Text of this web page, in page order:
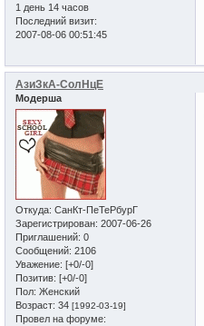
1 день 14 часов
Последний визит:
2007-08-06 00:51:45
АзиЗкА-СолНцЕ
Модерша
Откуда: СанКт-ПеТеРбурГ
Зарегистрирован: 2007-06-26
Приглашений: 0
Сообщений: 2106
Уважение: [+0/-0]
Позитив: [+0/-0]
Пол: Женский
Возраст: 34 [1992-03-19]
Провел на форуме: